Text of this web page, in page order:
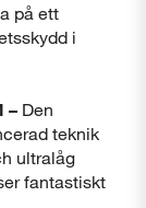
på ett
i
– Den
teknik
ultralåg
fantastiskt